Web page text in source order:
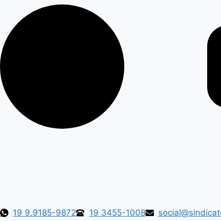
19 9.9185-9872 19 3455-1008